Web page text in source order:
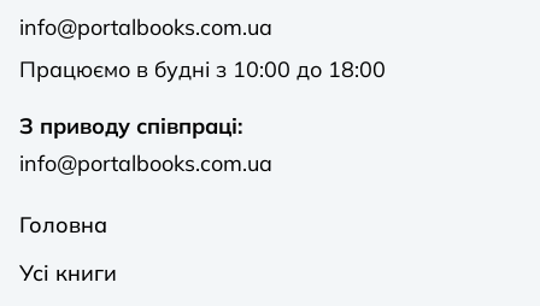
info@portalbooks.com.ua
Працюємо в будні з 10:00 до 18:00
З приводу співпраці:
info@portalbooks.com.ua
Головна
Усі книги